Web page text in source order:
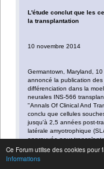
Ce Forum utilise des cookies pour
Informations
L'étude conclut que les
la transplantation
10 novembre 2014
Germantown, Maryland,
annoncé la publication
différenciation dans la
neurales INS-566
"Annals Of Clinical And
conclu que cellules
jusqu'à 2,5 années post-
latérale amyotrophique
approuvée pour
épinière.